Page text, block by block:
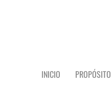
INICIO PROPÓSITO